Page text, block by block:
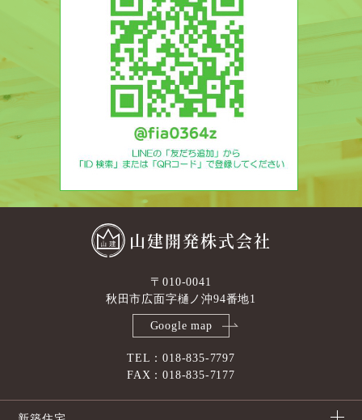
山建開発株式会社
〒010-0041
秋田市広面字樋ノ沖94番地1
Google map
TEL：018-835-7797
FAX：018-835-7177